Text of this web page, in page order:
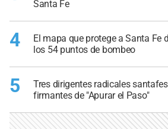
Santa Fe
4
El mapa que protege a Santa Fe
los 54 puntos de bombeo
5
Tres dirigentes radicales
firmantes de "Apurar el Paso"